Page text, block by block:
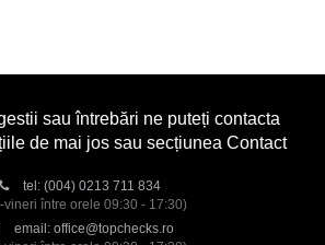
sau întrebări ne puteți contacta
de mai jos sau secțiunea Contact
tel: (004) 0213 711 834
vineri între orele 09:30 - 17:30)
email: office@topchecks.ro